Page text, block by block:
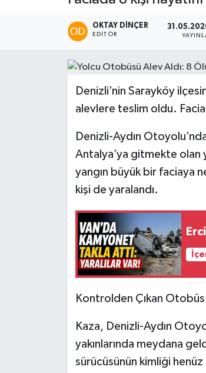
OKTAY DİNÇER
EDITÖR
Denizli’nin Sarayköy
alevlere teslim oldu.
Denizli-Aydın
Antalya’ya gitmekte olan
yangın büyük bir faciaya
kişi de yaralandı.
Kontrolden Çıkan
Kaza, Denizli-Aydın
yakınlarında meydana
sürücüsünün kimliği